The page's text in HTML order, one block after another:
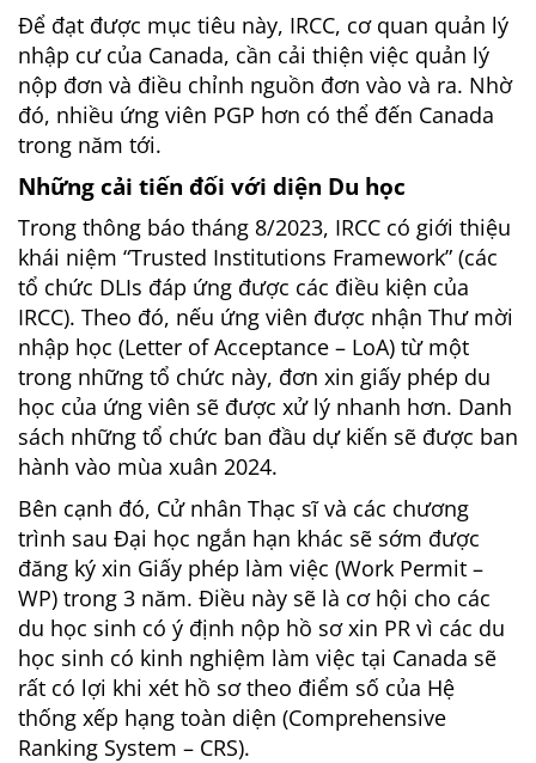
Để đạt được mục tiêu này, IRCC, cơ quan quản lý
nhập cư của Canada, cần cải thiện việc quản lý
nộp đơn và điều chỉnh nguồn đơn vào và ra. Nhờ
đó, nhiều ứng viên PGP hơn có thể đến Canada
trong năm tới.
Những cải tiến đối với diện Du học
Trong thông báo tháng 8/2023, IRCC có giới thiệu
khái niệm “Trusted Institutions Framework” (các
tổ chức DLIs đáp ứng được các điều kiện của
IRCC). Theo đó, nếu ứng viên được nhận Thư mời
nhập học (Letter of Acceptance – LoA) từ một
trong những tổ chức này, đơn xin giấy phép du
học của ứng viên sẽ được xử lý nhanh hơn. Danh
sách những tổ chức ban đầu dự kiến sẽ được ban
hành vào mùa xuân 2024.
Bên cạnh đó, Cử nhân Thạc sĩ và các chương
trình sau Đại học ngắn hạn khác sẽ sớm được
đăng ký xin Giấy phép làm việc (Work Permit –
WP) trong 3 năm. Điều này sẽ là cơ hội cho các
du học sinh có ý định nộp hồ sơ xin PR vì các du
học sinh có kinh nghiệm làm việc tại Canada sẽ
rất có lợi khi xét hồ sơ theo điểm số của Hệ
thống xếp hạng toàn diện (Comprehensive
Ranking System – CRS).